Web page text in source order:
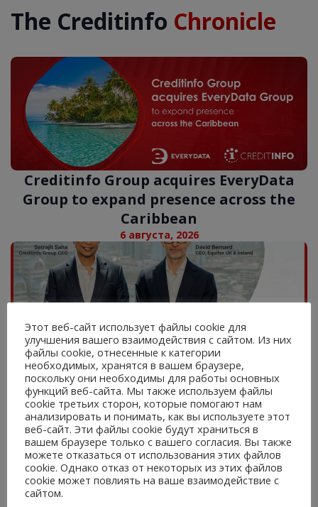
The Creditinfo Chronicle
Creditinfo Group acquires EveryData
Group to expand presence across the
Caribbean
6 августа, 2026
Creditinfo and Equifax announce
European strategic partnership to
strengthen business resilience against
digital fraud
30 июля, 2026
Этот веб-сайт использует файлы cookie для
улучшения вашего взаимодействия с сайтом. Из них
файлы cookie, отнесенные к категории
необходимых, хранятся в вашем браузере,
поскольку они необходимы для работы основных
функций веб-сайта. Мы также используем файлы
cookie третьих сторон, которые помогают нам
анализировать и понимать, как вы используете этот
веб-сайт. Эти файлы cookie будут храниться в
вашем браузере только с вашего согласия. Вы также
можете отказаться от использования этих файлов
cookie. Однако отказ от некоторых из этих файлов
cookie может повлиять на ваше взаимодействие с
сайтом.